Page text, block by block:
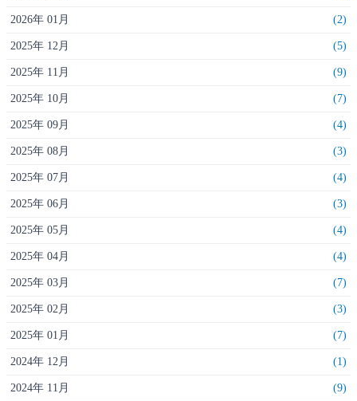
2026年 01月 (2)
2025年 12月 (5)
2025年 11月 (9)
2025年 10月 (7)
2025年 09月 (4)
2025年 08月 (3)
2025年 07月 (4)
2025年 06月 (3)
2025年 05月 (4)
2025年 04月 (4)
2025年 03月 (7)
2025年 02月 (3)
2025年 01月 (7)
2024年 12月 (1)
2024年 11月 (9)